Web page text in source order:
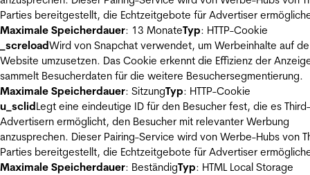
Parties bereitgestellt, die Echtzeitgebote für Advertiser
Maximale Speicherdauer: 13 MonateTyp: HTTP-Cookie
_screloadWird von Snapchat verwendet, um Werbeinhalte auf
Website umzusetzen. Das Cookie erkennt die Effizienz der
sammelt Besucherdaten für die weitere Besuchersegmentierung.
Maximale Speicherdauer: SitzungTyp: HTTP-Cookie
u_sclidLegt eine eindeutige ID für den Besucher fest, die es
Advertisern ermöglicht, den Besucher mit relevanter Werbung
anzusprechen. Dieser Pairing-Service wird von Werbe-Hubs von
Parties bereitgestellt, die Echtzeitgebote für Advertiser
Maximale Speicherdauer: BeständigTyp: HTML Local Storage